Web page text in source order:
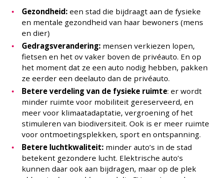
Gezondheid:een stad die bijdraagt aan de fysieke
en mentale gezondheid van haar bewoners (mens
en dier)
Gedragsverandering: mensen verkiezen lopen,
fietsen en het ov vaker boven de privéauto. En op
het moment dat ze een auto nodig hebben, pakken
ze eerder een deelauto dan de privéauto.
Betere verdeling van de fysieke ruimte: er wordt
minder ruimte voor mobiliteit gereserveerd, en
meer voor klimaatadaptatie, vergroening of het
stimuleren van biodiversiteit. Ook is er meer ruimte
voor ontmoetingsplekken, sport en ontspanning.
Betere luchtkwaliteit: minder auto’s in de stad
betekent gezondere lucht. Elektrische auto’s
kunnen daar ook aan bijdragen, maar op de plek